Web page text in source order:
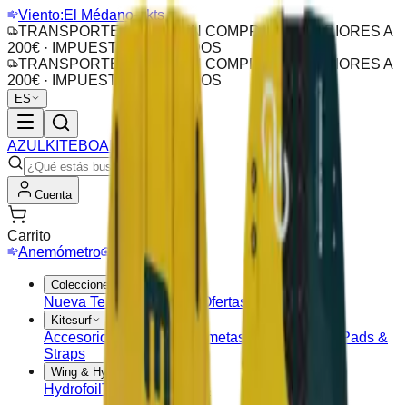
Viento:El Médano-- kts
TRANSPORTE GRATIS EN COMPRAS SUPERIORES A
200€ · IMPUESTOS INCLUIDOS
TRANSPORTE GRATIS EN COMPRAS SUPERIORES A
200€ · IMPUESTOS INCLUIDOS
ES
AZULKITEBOARDING
Cuenta
Carrito
Anemómetro
Webcam
Colecciones
Nueva Temporada Outlet Ofertas
Kitesurf
Accesorios Kite Barras Cometas Tablas Kitesurf
Pads &
Straps
Wing & Hydrofoil
Hydrofoil Tablas Wing
Alas